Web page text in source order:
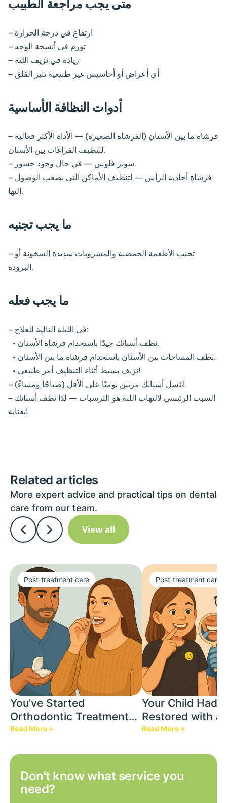
متى يجب مراجعة الطبيب
– ارتفاع في درجة الحرارة
– تورم في أنسجة الوجه
– زيادة في نزيف اللثة
– أي أعراض أو أحاسيس غير طبيعية تثير القلق
أدوات النظافة الأساسية
– فرشاة ما بين الأسنان (الفرشاة الصغيرة) — الأداة الأكثر فعالية
لتنظيف الفراغات بين الأسنان.
– سوبر فلوس — في حال وجود جسور.
– فرشاة أحادية الرأس — لتنظيف الأماكن التي يصعب الوصول
إليها.
ما يجب تجنبه
– تجنب الأطعمة الحمضية والمشروبات شديدة السخونة أو
البرودة.
ما يجب فعله
– في الليلة التالية للعلاج:
• نظف أسنانك جيدًا باستخدام فرشاة الأسنان.
• نظف المساحات بين الأسنان باستخدام فرشاة ما بين الأسنان.
• نزيف بسيط أثناء التنظيف أمر طبيعي!
– اغسل أسنانك مرتين يوميًا على الأقل (صباحًا ومساءً).
– السبب الرئيسي لالتهاب اللثة هو الترسبات — لذا نظف أسنانك
بعناية!
Related articles
More expert advice and practical tips on dental
care from our team.
View all
Post-treatment care
You’ve Started
Orthodontic Treatment
with Clear Aligners in Abu
Read More +
Post-treatment care
Your Child Had
Restored with a
What You
Read More +
Don't know what service you
need?